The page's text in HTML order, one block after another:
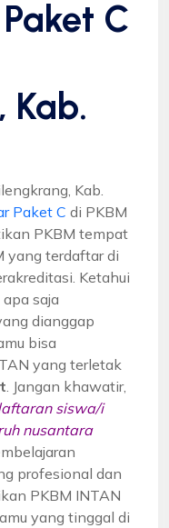
C
Kab.
Kab.
Paket C di PKBM
PKBM tempat
yang terdaftar di
Ketahui
saja
dianggap
bisa
yang terletak
. Jangan khawatir,
siswa/i
nusantara
profesional dan
PKBM INTAN
yang tinggal di